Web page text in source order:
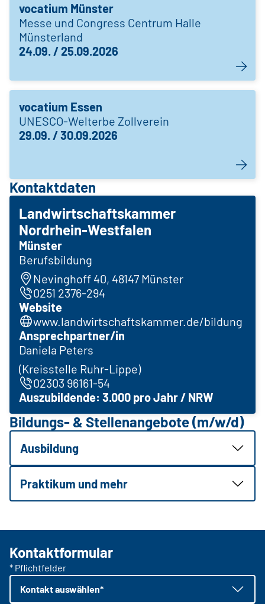
vocatium Münster
Messe und Congress Centrum Halle
Münsterland
24.09. / 25.09.2026
vocatium Essen
UNESCO-Welterbe Zollverein
29.09. / 30.09.2026
Kontaktdaten
Landwirtschaftskammer
Nordrhein-Westfalen
Münster
Berufsbildung
Nevinghoff 40, 48147 Münster
0251 2376-294
Website
www.landwirtschaftskammer.de/bildung
Ansprechpartner/in
Daniela Peters
(Kreisstelle Ruhr-Lippe)
02303 96161-54
Auszubildende: 3.000 pro Jahr / NRW
Bildungs- & Stellenangebote (m/w/d)
Ausbildung
Praktikum und mehr
Kontaktformular
* Pflichtfelder
Kontakt auswählen*